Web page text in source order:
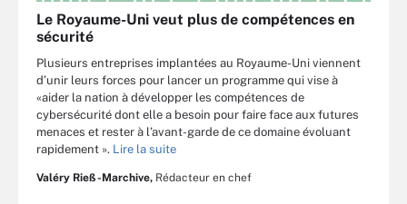
Le Royaume-Uni veut plus de compétences en
sécurité
Plusieurs entreprises implantées au Royaume-Uni viennent
d’unir leurs forces pour lancer un programme qui vise à
«aider la nation à développer les compétences de
cybersécurité dont elle a besoin pour faire face aux futures
menaces et rester à l’avant-garde de ce domaine évoluant
rapidement ». Lire la suite
Valéry Rieß-Marchive, Rédacteur en chef